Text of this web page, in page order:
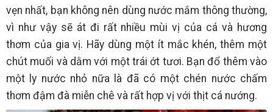
vẹn nhất, bạn không nên dùng nước mắm thông thường,
vì như vậy sẽ át đi rất nhiều mùi vị của cá và hương
thơm của gia vị. Hãy dùng một ít mắc khén, thêm một
chút muối và dằm với một trái ớt tươi. Bạn đổ thêm vào
một ly nước nhỏ nữa là đã có một chén nước chấm
thơm đậm đà miễn chê và rất hợp vị với thịt cá nướng.